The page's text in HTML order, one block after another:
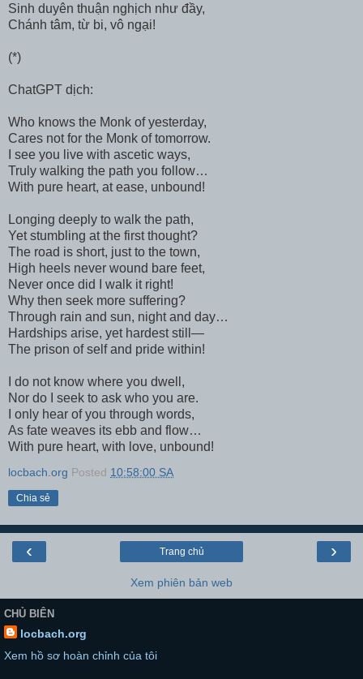
Sinh duyên thuận nghịch như đầy,
Chánh tâm, từ bi, vô ngại!
(*)
ChatGPT dịch:
Who knows the Monk of yesterday,
Cares not for the Monk of tomorrow.
I see you live with ascetic ways,
Truly walking the path you follow…
With pure heart, at ease, unbound!
Longing deeply to walk the path,
Yet stumbling at the first thought?
The road is short, just to the town,
High heels never wound bare feet,
Never once did I walk it right!
Why then seek more suffering?
Through rain and sun, night and day…
Hardships arise, yet hardest still—
The prison of self and pride within!
I do not know where you dwell,
Nor do I seek to ask who you are.
I only hear of you through words,
As fate weaves its ebb and flow…
With pure heart, with love, unbound!
locbach.org Posted 10:58:00 SA
Chia sẻ
‹ ›
Trang chủ
Xem phiên bản web
CHỦ BIÊN
locbach.org
Xem hồ sơ hoàn chỉnh của tôi